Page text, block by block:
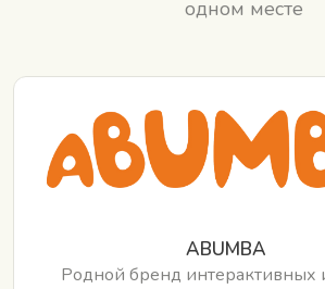
одном месте
ABUMBA
Родной бренд интерактивных